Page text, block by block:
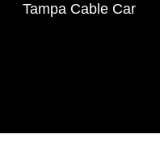
‪Tampa Cable Car‬